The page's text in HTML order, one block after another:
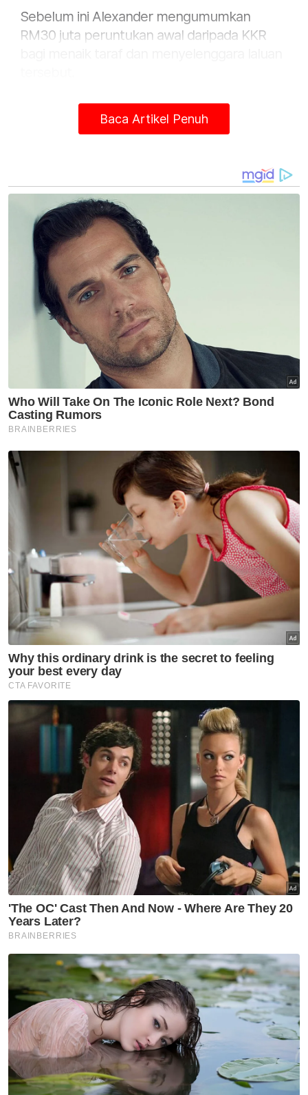
Sebelum ini Alexander mengumumkan
RM30 juta peruntukan awal daripada KKR
Sementara itu, Anwar berkata, kerajaan telah
meluluskan peruntukan tambahan
penyelenggaraan jalan persekutuan di
Beliau berkata, RM300 juta adalah bagi
penyelenggaraan jalan persekutuan yang
tiada dalam syarat kontrak syarikat konsesi.
"RM20 juta peruntukan khas untuk jurutera
daerah dan RM50 juta (bagi) pemasangan
dan penyelenggaraan lampu di kawasan
risiko tinggi kemalangan," kata beliau.
Artikel Berkaitan:
Naik taraf Jalan Raya Timur-Barat jamin
keselamatan pengguna
Kerajaan ikhtiar peruntukan tambahan untuk
perumahan polis
Perdana Menteri berkata, kerajaan turut
meluluskan RM250 juta bagi peruntukan
kerja-kerja penyelenggaraan melibatkan
kontraktor kecil bumiputera.
Sementara itu, Perdana Menteri turut
meluluskan sagu hati RM1,000 kepada 87
keluarga pekerja Jabatan Kerja Raya (JKR)
yang terlibat dengan pembinaan Jalan Raya
Timur Barat (JRTB) (FT004) sebagai simbolik
menghargai jasa bakti yang telah dicurahkan.
Anwar turut menyampaikan cenderamata
kenangan kepada 37 orang bekas pekerja
dan waris keluarga yang terlibat dengan
pembinaan JRTB (FT004) itu.
Berita Telus & Tulus menerusi E-Mel setiap
hari!
Pada 21 Mei 1974, serangan pengganas
komunis telah merosakkan puluhan unit
jentera berat dan pada 27 Ogos 1974,
seramai tiga orang petugas JKR telah
terbunuh semasa bekerja untuk membina
laluan ini.
Baca Artikel Penuh